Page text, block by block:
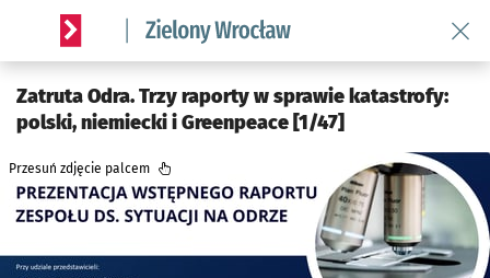
Serwis informacyjny wroclaw.pl podserwis: Środowisko we
Zatruta Odra. Trzy raporty w sprawie katastrofy:
polski, niemiecki i Greenpeace [1/47]
Przesuń zdjęcie palcem